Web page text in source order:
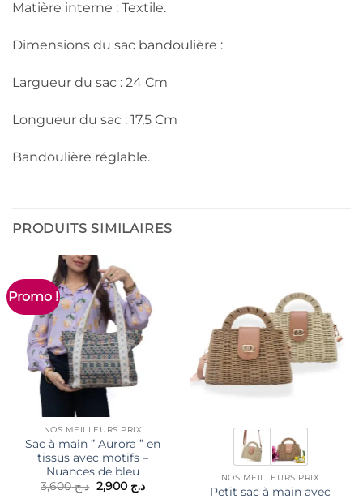
Matière interne : Textile.
Dimensions du sac bandoulière :
Largueur du sac : 24 Cm
Longueur du sac : 17,5 Cm
Bandoulière réglable.
PRODUITS SIMILAIRES
Promo !
NOS MEILLEURS PRIX
Sac à main ” Aurora ” en
tissus avec motifs –
Nuances de bleu
د.ج3,600
Le
prix
د.ج 2,900
Le
NOS MEILLEURS PRIX
Petit sac à main avec